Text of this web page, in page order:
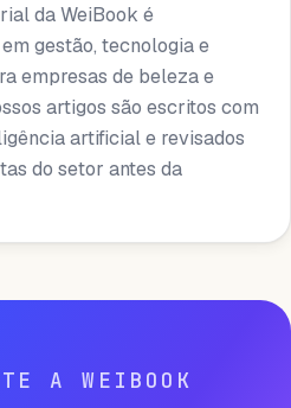
da WeiBook é
gestão, tecnologia e
empresas de beleza e
artigos são escritos com
artificial e revisados
do setor antes da
A WEIBOOK